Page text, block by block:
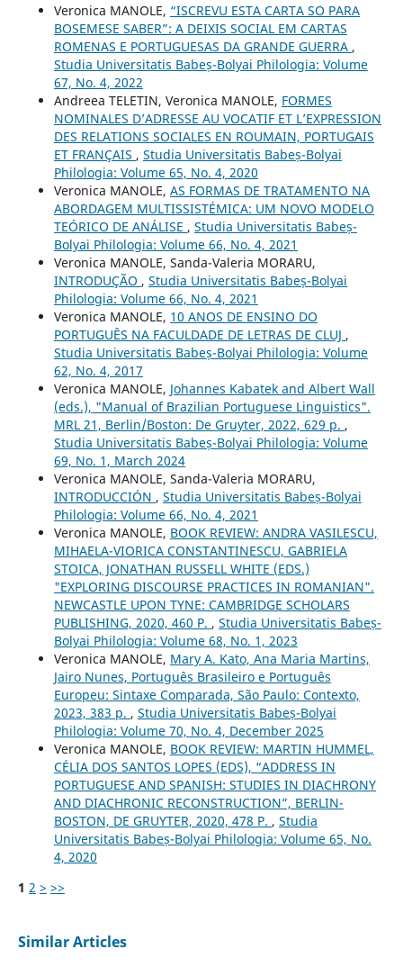
Veronica MANOLE, “ISCREVU ESTA CARTA SO PARA
BOSEMESE SABER”: A DEIXIS SOCIAL EM CARTAS
ROMENAS E PORTUGUESAS DA GRANDE GUERRA ,
Studia Universitatis Babeș-Bolyai Philologia: Volume
67, No. 4, 2022
Andreea TELETIN, Veronica MANOLE, FORMES
NOMINALES D’ADRESSE AU VOCATIF ET L’EXPRESSION
DES RELATIONS SOCIALES EN ROUMAIN, PORTUGAIS
ET FRANÇAIS , Studia Universitatis Babeș-Bolyai
Philologia: Volume 65, No. 4, 2020
Veronica MANOLE, AS FORMAS DE TRATAMENTO NA
ABORDAGEM MULTISSISTÉMICA: UM NOVO MODELO
TEÓRICO DE ANÁLISE , Studia Universitatis Babeș-
Bolyai Philologia: Volume 66, No. 4, 2021
Veronica MANOLE, Sanda-Valeria MORARU,
INTRODUÇÃO , Studia Universitatis Babeș-Bolyai
Philologia: Volume 66, No. 4, 2021
Veronica MANOLE, 10 ANOS DE ENSINO DO
PORTUGUÊS NA FACULDADE DE LETRAS DE CLUJ ,
Studia Universitatis Babeș-Bolyai Philologia: Volume
62, No. 4, 2017
Veronica MANOLE, Johannes Kabatek and Albert Wall
(eds.), "Manual of Brazilian Portuguese Linguistics".
MRL 21, Berlin/Boston: De Gruyter, 2022, 629 p. ,
Studia Universitatis Babeș-Bolyai Philologia: Volume
69, No. 1, March 2024
Veronica MANOLE, Sanda-Valeria MORARU,
INTRODUCCIÓN , Studia Universitatis Babeș-Bolyai
Philologia: Volume 66, No. 4, 2021
Veronica MANOLE, BOOK REVIEW: ANDRA VASILESCU,
MIHAELA-VIORICA CONSTANTINESCU, GABRIELA
STOICA, JONATHAN RUSSELL WHITE (EDS.)
"EXPLORING DISCOURSE PRACTICES IN ROMANIAN".
NEWCASTLE UPON TYNE: CAMBRIDGE SCHOLARS
PUBLISHING, 2020, 460 P. , Studia Universitatis Babeș-
Bolyai Philologia: Volume 68, No. 1, 2023
Veronica MANOLE, Mary A. Kato, Ana Maria Martins,
Jairo Nunes, Português Brasileiro e Português
Europeu: Sintaxe Comparada, São Paulo: Contexto,
2023, 383 p. , Studia Universitatis Babeș-Bolyai
Philologia: Volume 70, No. 4, December 2025
Veronica MANOLE, BOOK REVIEW: MARTIN HUMMEL,
CÉLIA DOS SANTOS LOPES (EDS), “ADDRESS IN
PORTUGUESE AND SPANISH: STUDIES IN DIACHRONY
AND DIACHRONIC RECONSTRUCTION”, BERLIN-
BOSTON, DE GRUYTER, 2020, 478 P. , Studia
Universitatis Babeș-Bolyai Philologia: Volume 65, No.
4, 2020
1 2 > >>
Similar Articles